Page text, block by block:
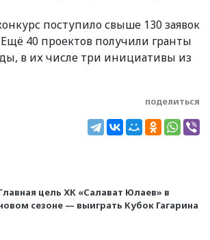
поступило свыше 130 заявок
40 проектов получили гранты
в их числе три инициативы из
поделиться
цель ХК «Салават Юлаев» в
сезоне — выиграть Кубок Гагарина